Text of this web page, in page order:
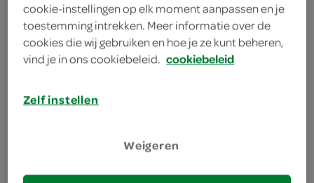
zachte stukjes gecombineerd met zorgvuldig bereide
fijne vlokken
geen toegevoegde kunstmatige kleurstoffen
cookie-instellingen op elk moment aanpassen en je
toestemming intrekken. Meer informatie over de
cookies die wij gebruiken en hoe je ze kunt beheren,
vind je in ons cookiebeleid. cookiebeleid
Zelf instellen
Weigeren